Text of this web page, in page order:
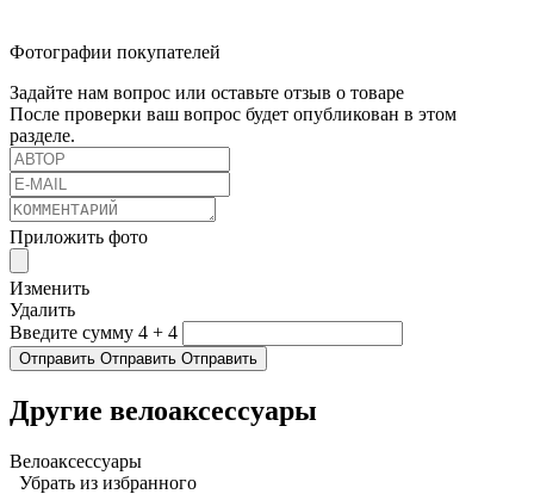
Фотографии покупателей
Задайте нам вопрос или оставьте отзыв о товаре
После проверки ваш вопрос будет опубликован в этом
разделе.
Приложить фото
Изменить
Удалить
Введите сумму 4 + 4
Отправить Отправить Отправить
Другие велоаксессуары
Велоаксессуары
Убрать из избранного